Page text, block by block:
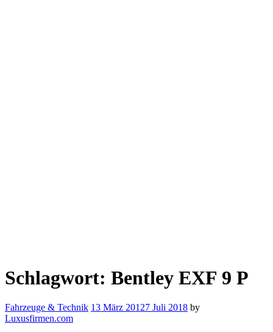
Schlagwort: Bentley EXF 9 P
Fahrzeuge & Technik 13 März 20127 Juli 2018 by
Luxusfirmen.com